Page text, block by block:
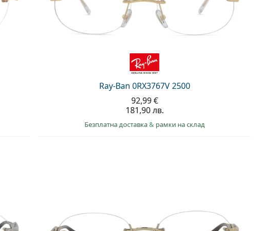
Ray-Ban 0RX3767V 2500
92,99 €
181,90 лв.
Безплатна доставка& рамки на склад